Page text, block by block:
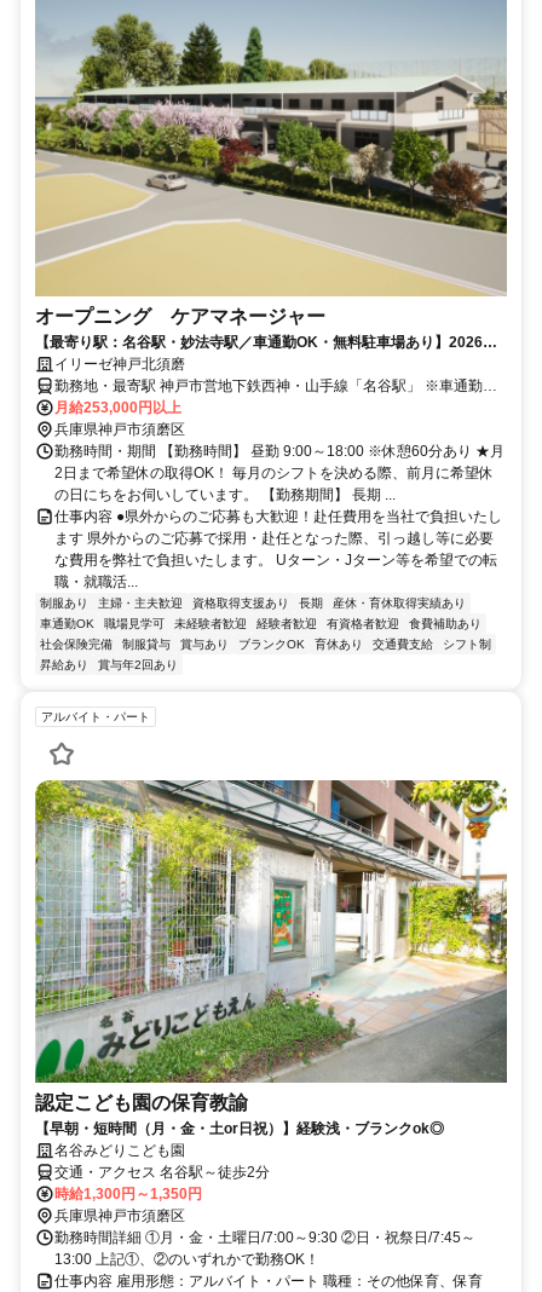
オープニング ケアマネージャー
【最寄り駅：名谷駅・妙法寺駅／車通勤OK・無料駐車場あり】2026年
11月1日開所★オープニング募集！
イリーゼ神戸北須磨
勤務地・最寄駅 神戸市営地下鉄西神・山手線「名谷駅」 ※車通勤
OK(無料駐車場あり)
月給253,000円以上
兵庫県神戸市須磨区
勤務時間・期間 【勤務時間】 昼勤 9:00～18:00 ※休憩60分あり ★月
2日まで希望休の取得OK！ 毎月のシフトを決める際、前月に希望休
の日にちをお伺いしています。 【勤務期間】 長期 ...
仕事内容 ●県外からのご応募も大歓迎！赴任費用を当社で負担いたし
ます 県外からのご応募で採用・赴任となった際、引っ越し等に必要
な費用を弊社で負担いたします。 Uターン・Jターン等を希望での転
職・就職活...
制服あり 主婦・主夫歓迎 資格取得支援あり 長期
産休・育休取得実績あり
車通勤OK
職場見学可 未経験者歓迎 経験者歓迎 有資格者歓迎
食費補助あり
社会保険完備
制服貸与 賞与あり ブランクOK 育休あり 交通費支給
シフト制
昇給あり
賞与年2回あり
アルバイト・パート
認定こども園の保育教諭
【早朝・短時間（月・金・土or日祝）】経験浅・ブランクok◎
名谷みどりこども園
交通・アクセス 名谷駅～徒歩2分
時給1,300円～1,350円
兵庫県神戸市須磨区
勤務時間詳細 ①月・金・土曜日/7:00～9:30 ②日・祝祭日/7:45～
13:00 上記①、②のいずれかで勤務OK！
仕事内容 雇用形態：アルバイト・パート 職種：その他保育、保育